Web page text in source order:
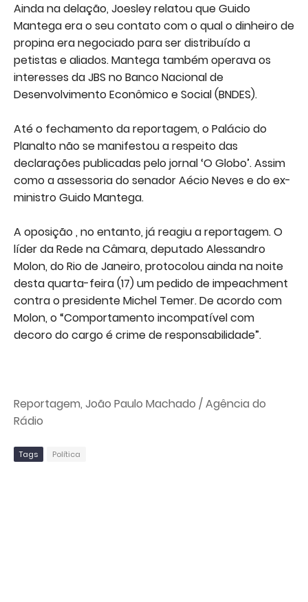
Ainda na delação, Joesley relatou que Guido
Mantega era o seu contato com o qual o dinheiro de
propina era negociado para ser distribuído a
petistas e aliados. Mantega também operava os
interesses da JBS no Banco Nacional de
Desenvolvimento Econômico e Social (BNDES).
Até o fechamento da reportagem, o Palácio do
Planalto não se manifestou a respeito das
declarações publicadas pelo jornal ‘O Globo’. Assim
como a assessoria do senador Aécio Neves e do ex-
ministro Guido Mantega.
A oposição , no entanto, já reagiu a reportagem. O
líder da Rede na Câmara, deputado Alessandro
Molon, do Rio de Janeiro, protocolou ainda na noite
desta quarta-feira (17) um pedido de impeachment
contra o presidente Michel Temer. De acordo com
Molon, o “Comportamento incompatível com
decoro do cargo é crime de responsabilidade”.
Reportagem, João Paulo Machado / Agência do
Rádio
Tags Política